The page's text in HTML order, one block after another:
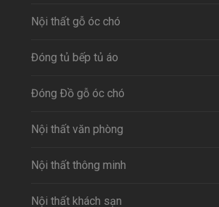
Nội thất gỗ óc chó
Đóng tủ bếp tủ áo
Đóng Đồ gỗ óc chó
Nội thất văn phòng
Nội thất thông minh
Nội thất khách sạn